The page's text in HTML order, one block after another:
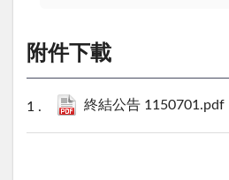
附件下載
終結公告 1150701.pdf